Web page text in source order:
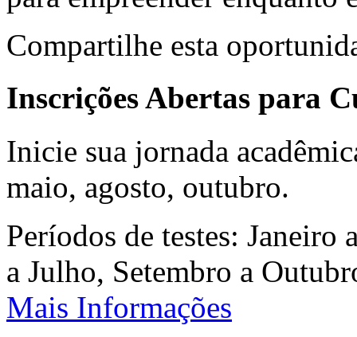
Compartilhe esta
Inscrições Abertas para
Inicie sua jornada
maio, agosto, outubro.
Períodos de testes:
a Julho, Setembro a
Mais Informações